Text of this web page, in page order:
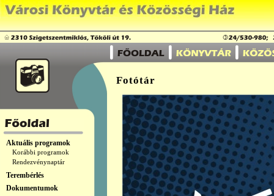
Aktuális programok
Korábbi programok
Rendezvénynaptár
Terembérlés
Dokumentumok
Fotótár